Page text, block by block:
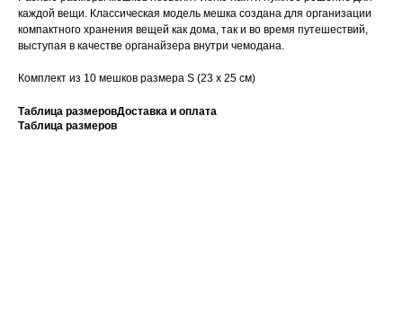
каждой вещи. Классическая модель мешка создана для организации
компактного хранения вещей как дома, так и во время путешествий,
выступая в качестве органайзера внутри чемодана.
Комплект из 10 мешков размера S (23 x 25 см)
Таблица размеровДоставка и оплата
Таблица размеров